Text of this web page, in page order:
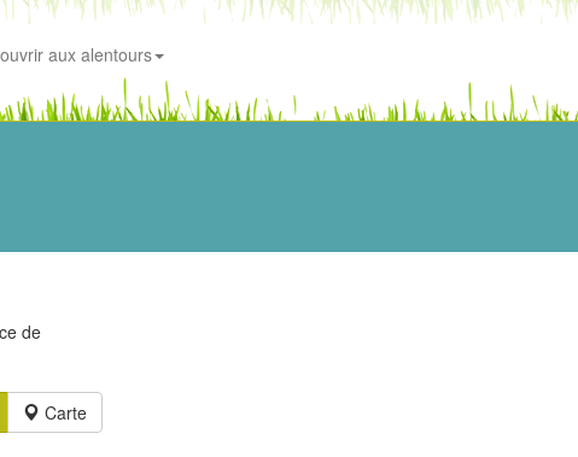
aux alentours
de
Carte